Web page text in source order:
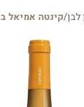
לבן/קינטה אמיאל